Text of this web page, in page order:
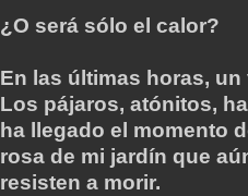
¿O será sólo el calor?
En las últimas horas,
Los pájaros, atónitos,
ha llegado el momento
rosa de mi jardín que
resisten a morir.